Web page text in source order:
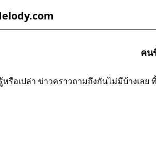
คน
รือเปล่า ข่าวคราวถามถึงกันไม่มีบ้างเล